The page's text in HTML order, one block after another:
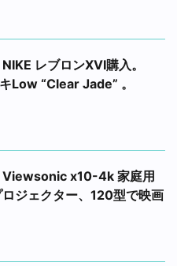
NIKE レブロンXVI購入。
Low “Clear Jade” 。
Viewsonic x10-4k 家庭用
ジェクター、120型で映画